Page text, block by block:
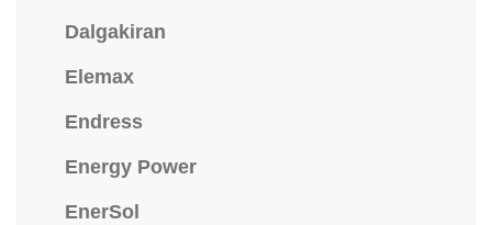
Dalgakiran
Elemax
Endress
Energy Power
EnerSol